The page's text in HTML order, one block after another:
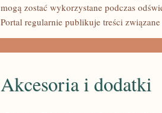
mogą zostać wykorzystane podczas
Portal regularnie publikuje treści
Akcesoria i dodatki